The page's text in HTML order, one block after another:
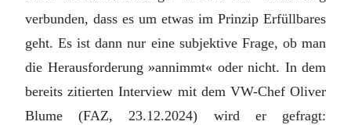
verbunden, dass es um etwas im Prinzip Erfüllbares
geht. Es ist dann nur eine subjektive Frage, ob man
die Herausforderung »annimmt« oder nicht. In dem
bereits zitierten Interview mit dem VW-Chef Oliver
Blume (FAZ, 23.12.2024) wird er gefragt: